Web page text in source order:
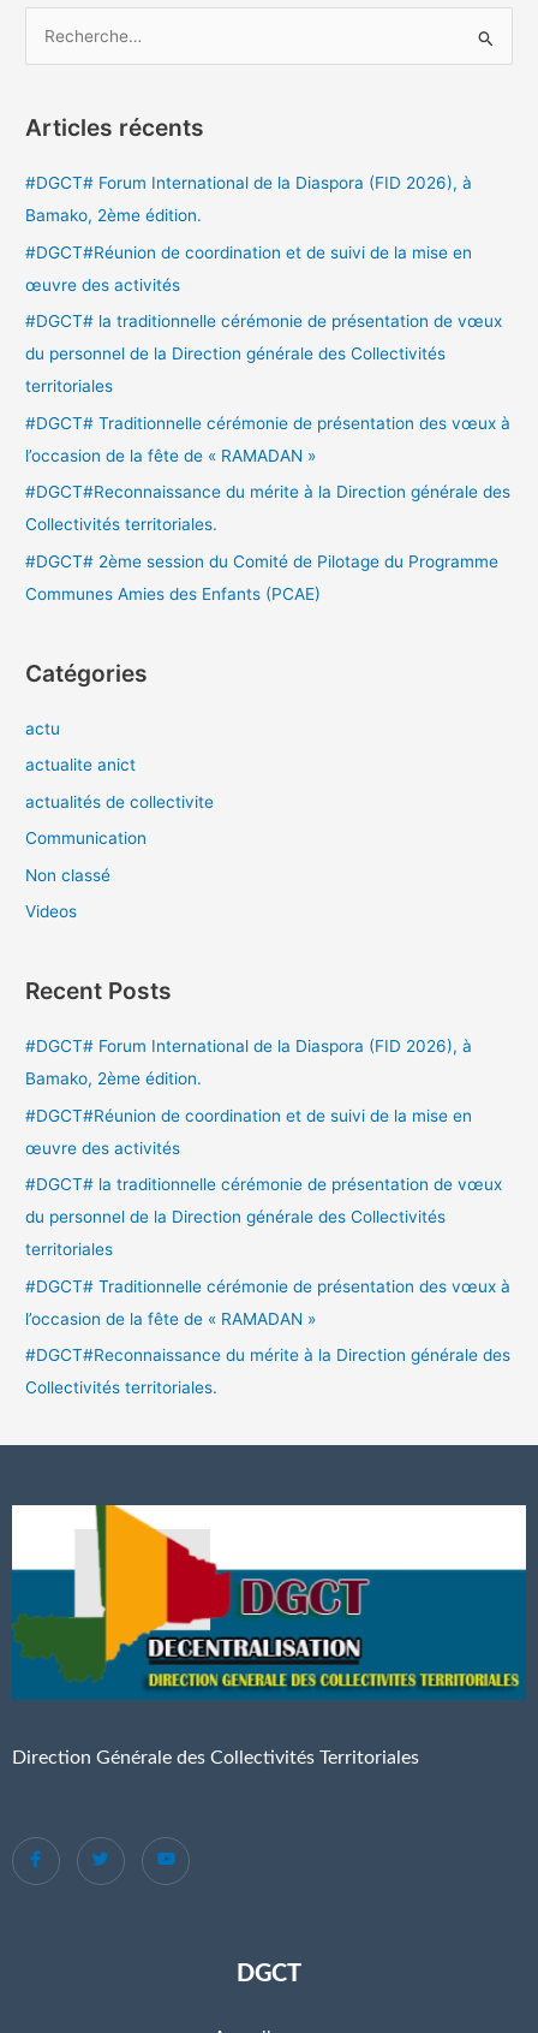
h
r
:
Articles récents
#DGCT# Forum International de la Diaspora (FID 2026), à
Bamako, 2ème édition.
#DGCT#Réunion de coordination et de suivi de la mise en
œuvre des activités
#DGCT# la traditionnelle cérémonie de présentation de vœux
du personnel de la Direction générale des Collectivités
territoriales
#DGCT# Traditionnelle cérémonie de présentation des vœux à
l’occasion de la fête de « RAMADAN »
#DGCT#Reconnaissance du mérite à la Direction générale des
Collectivités territoriales.
#DGCT# 2ème session du Comité de Pilotage du Programme
Communes Amies des Enfants (PCAE)
Catégories
actu
actualite anict
actualités de collectivite
Communication
Non classé
Videos
Recent Posts
#DGCT# Forum International de la Diaspora (FID 2026), à
Bamako, 2ème édition.
#DGCT#Réunion de coordination et de suivi de la mise en
œuvre des activités
#DGCT# la traditionnelle cérémonie de présentation de vœux
du personnel de la Direction générale des Collectivités
territoriales
#DGCT# Traditionnelle cérémonie de présentation des vœux à
l’occasion de la fête de « RAMADAN »
#DGCT#Reconnaissance du mérite à la Direction générale des
Collectivités territoriales.
Direction Générale des Collectivités Territoriales
DGCT